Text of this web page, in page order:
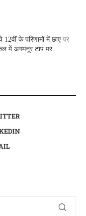
के परिणामों में छाएपर
में अगमनूर टाप पर